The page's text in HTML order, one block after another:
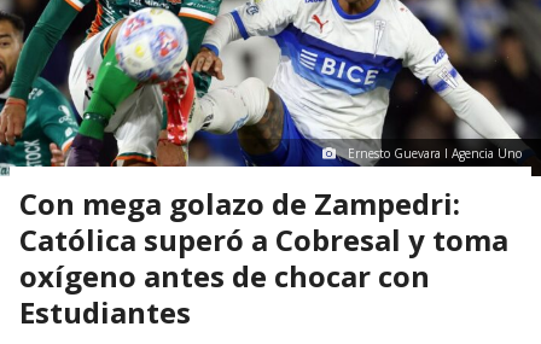
Ernesto Guevara I Agencia Uno
Con mega golazo de Zampedri:
Católica superó a Cobresal y toma
oxígeno antes de chocar con
Estudiantes